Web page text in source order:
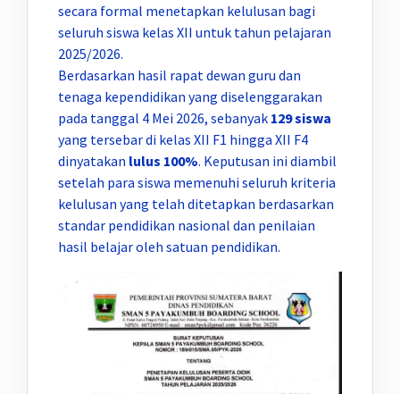
secara formal menetapkan kelulusan bagi
seluruh siswa kelas XII untuk tahun pelajaran
2025/2026.
Berdasarkan hasil rapat dewan guru dan
tenaga kependidikan yang diselenggarakan
pada tanggal 4 Mei 2026, sebanyak 129 siswa
yang tersebar di kelas XII F1 hingga XII F4
dinyatakan lulus 100%. Keputusan ini diambil
setelah para siswa memenuhi seluruh kriteria
kelulusan yang telah ditetapkan berdasarkan
standar pendidikan nasional dan penilaian
hasil belajar oleh satuan pendidikan.